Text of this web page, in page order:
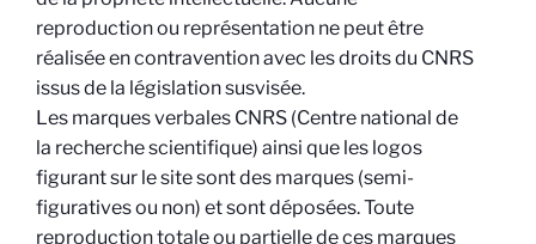
reproduction ou représentation ne peut être
réalisée en contravention avec les droits du CNRS
issus de la législation susvisée.
Les marques verbales CNRS (Centre national de
la recherche scientifique) ainsi que les logos
figurant sur le site sont des marques (semi-
figuratives ou non) et sont déposées. Toute
reproduction totale ou partielle de ces marques